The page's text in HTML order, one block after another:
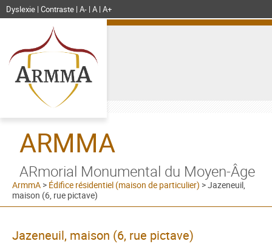
Dyslexie Contraste A- A A+
ARMMA
ARmorial Monumental du Moyen-Âge
ArmmA > Édifice résidentiel (maison de particulier) >Jazeneuil,
maison (6, rue pictave)
Jazeneuil, maison (6, rue pictave)